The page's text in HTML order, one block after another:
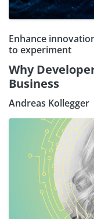
Enhance
to experiment
Why
Business
Andreas Kollegger